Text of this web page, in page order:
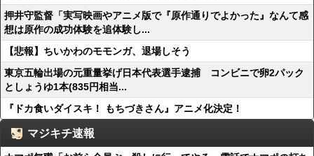
押井守監督「実写映画やアニメ版で『原作通りでよかった』なんて感
想は原作の成功体験を追体験し...
【悲報】ちいかわのモモンガ、退場しそう
東京五輪出場の元重量挙げ日本代表選手逮捕 コンビニで卵2パック
としょうゆ1本(835円相当...
『ドカ食いダイスキ！ もちづきさん』アニメ化決定！
マジキチ速報